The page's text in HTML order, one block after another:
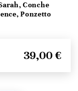
Conche
Ponzetto
39,00 €